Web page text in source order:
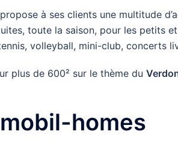
à ses clients une multitude
toute la saison, pour les petits
volleyball, mini-club, concerts
plus de 600² sur le thème du
homes